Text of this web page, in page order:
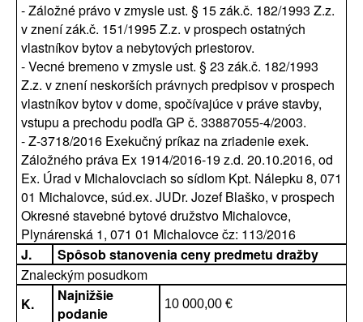
- Záložné právo v zmysle ust. § 15 zák.č. 182/1993 Z.z.
v znení zák.č. 151/1995 Z.z. v prospech ostatných
vlastníkov bytov a nebytových priestorov.
- Vecné bremeno v zmysle ust. § 23 zák.č. 182/1993
Z.z. v znení neskorších právnych predpisov v prospech
vlastníkov bytov v dome, spočívajúce v práve stavby,
vstupu a prechodu podľa GP č. 33887055-4/2003.
- Z-3718/2016 Exekučný príkaz na zriadenie exek.
Záložného práva Ex 1914/2016-19 z.d. 20.10.2016, od
Ex. Úrad v Michalovciach so sídlom Kpt. Nálepku 8, 071
01 Michalovce, súd.ex. JUDr. Jozef Blaško, v prospech
Okresné stavebné bytové družstvo Michalovce,
Plynárenská 1, 071 01 Michalovce čz: 113/2016
J.
Spôsob stanovenia ceny predmetu dražby
Znaleckým posudkom
K.
Najnižšie
podanie
10 000,00 €